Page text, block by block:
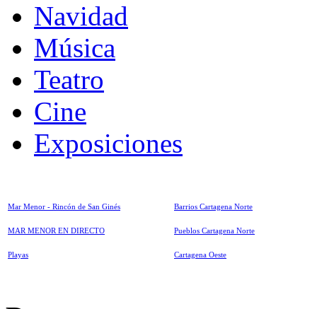
Navidad
Música
Teatro
Cine
Exposiciones
Mar Menor - Rincón de San Ginés
MAR MENOR EN DIRECTO
Playas
Barrios Cartagena Norte
Pueblos Cartagena Norte
Cartagena Oeste